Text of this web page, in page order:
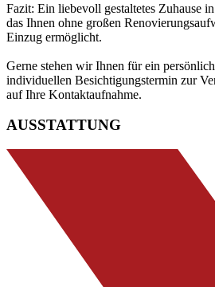
Fazit: Ein liebevoll gestaltetes Zuhause
das Ihnen ohne großen
Einzug ermöglicht.
Gerne stehen wir Ihnen für ein
individuellen Besichtigungstermin zur
auf Ihre Kontaktaufnahme.
AUSSTATTUNG